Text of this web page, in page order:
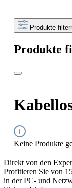
Produkte
Produkte
Keine Produkte
Direkt von den
Profitieren Sie von
in der PC- und